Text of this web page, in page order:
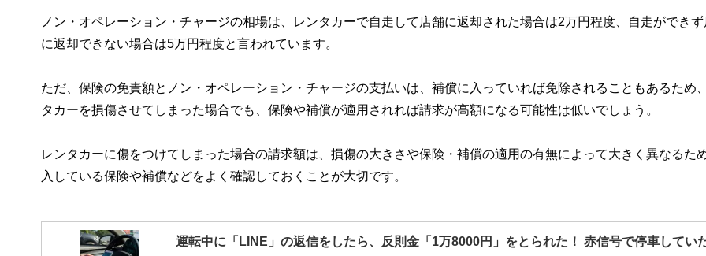
ノン・オペレーション・チャージの相場は、レンタカーで自走して店舗に返却された場合は2万円程度、自走ができ
に返却できない場合は5万円程度と言われています。
ただ、保険の免責額とノン・オペレーション・チャージの支払いは、補償に入っていれば免除されることもあるため
タカーを損傷させてしまった場合でも、保険や補償が適用されれば請求が高額になる可能性は低いでしょう。
レンタカーに傷をつけてしまった場合の請求額は、損傷の大きさや保険・補償の適用の有無によって大きく異なるた
入している保険や補償などをよく確認しておくことが大切です。
運転中に「LINE」の返信をしたら、反則金「1万8000円」をとられた！ 赤信号で停車してい